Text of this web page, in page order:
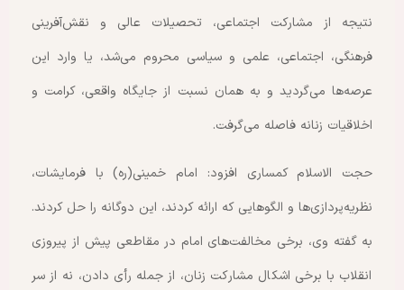
نتیجه از مشارکت اجتماعی، تحصیلات عالی و نقش‌آفرینی
فرهنگی، اجتماعی، علمی و سیاسی محروم می‌شد، یا وارد این
عرصه‌ها می‌گردید و به همان نسبت از جایگاه واقعی، کرامت و
اخلاقیات زنانه فاصله می‌گرفت.
حجت الاسلام کمساری افزود: امام خمینی(ره) با فرمایشات،
نظریه‌پردازی‌ها و الگوهایی که ارائه کردند، این دوگانه را حل کردند.
به گفته وی، برخی مخالفت‌های امام در مقاطعی پیش از پیروزی
انقلاب با برخی اشکال مشارکت زنان، از جمله رأی دادن، نه از سر